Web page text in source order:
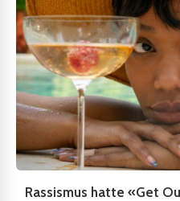
Rassismus hatte «Get